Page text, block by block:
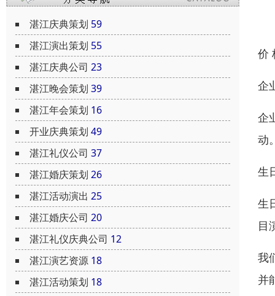
湛江庆典策划 59
湛江演出策划 55
湛江庆典公司 23
湛江晚会策划 39
湛江年会策划 16
开业庆典策划 49
湛江礼仪公司 37
湛江婚庆策划 26
湛江活动演出 25
湛江婚庆公司 20
湛江礼仪庆典公司 12
湛江演艺资源 18
湛江活动策划 18
价
企
企
动
生
生
目
我
并